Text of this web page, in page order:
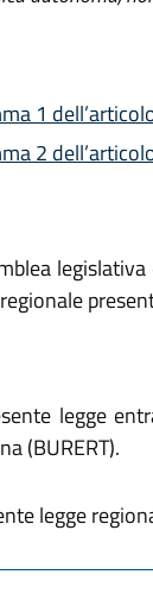
1
2
legge
(BURERT).
legge